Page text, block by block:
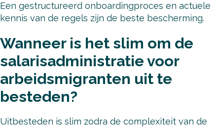
Een gestructureerd onboardingproces en actuele
kennis van de regels zijn de beste bescherming.
Wanneer is het slim om de
salarisadministratie voor
arbeidsmigranten uit te
besteden?
Uitbesteden is slim zodra de complexiteit van de